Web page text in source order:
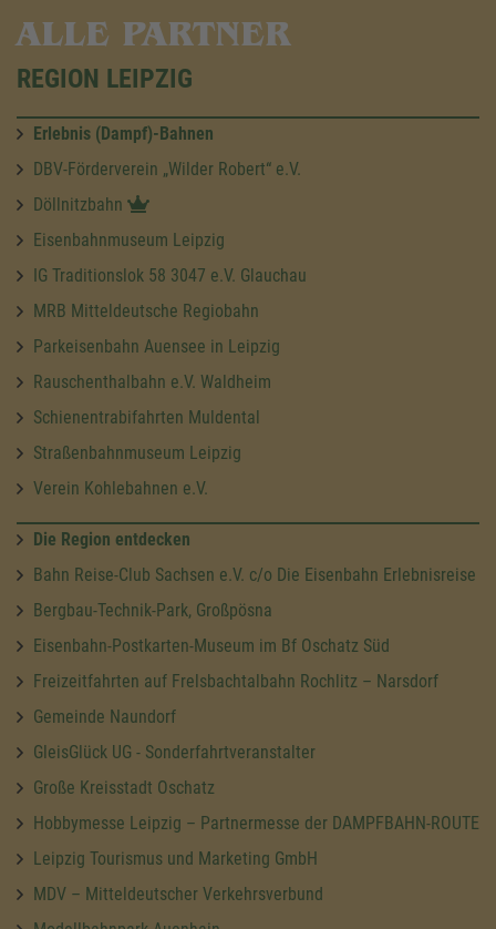
ALLE PARTNER
REGION LEIPZIG
Erlebnis (Dampf)-Bahnen
DBV-Förderverein „Wilder Robert“ e.V.
Döllnitzbahn
Eisenbahnmuseum Leipzig
IG Traditionslok 58 3047 e.V. Glauchau
MRB Mitteldeutsche Regiobahn
Parkeisenbahn Auensee in Leipzig
Rauschenthalbahn e.V. Waldheim
Schienentrabifahrten Muldental
Straßenbahnmuseum Leipzig
Verein Kohlebahnen e.V.
Die Region entdecken
Bahn Reise-Club Sachsen e.V. c/o Die Eisenbahn Erlebnisreise
Bergbau-Technik-Park, Großpösna
Eisenbahn-Postkarten-Museum im Bf Oschatz Süd
Freizeitfahrten auf Frelsbachtalbahn Rochlitz – Narsdorf
Gemeinde Naundorf
GleisGlück UG - Sonderfahrtveranstalter
Große Kreisstadt Oschatz
Hobbymesse Leipzig – Partnermesse der DAMPFBAHN-ROUTE
Leipzig Tourismus und Marketing GmbH
MDV – Mitteldeutscher Verkehrsverbund